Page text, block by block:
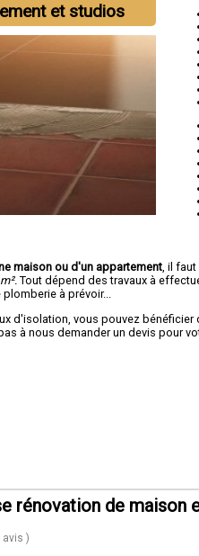
et studios
maison ou d'un appartement , il
Tout dépend des travaux à
à prévoir...
d'isolation, vous pouvez bénéficier
à nous demander un devis pour
rénovation de
avis )